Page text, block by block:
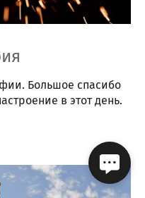
Большое спасибо
в этот день.